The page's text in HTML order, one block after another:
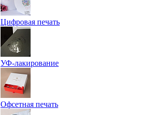
Цифровая печать
УФ-лакирование
Офсетная печать